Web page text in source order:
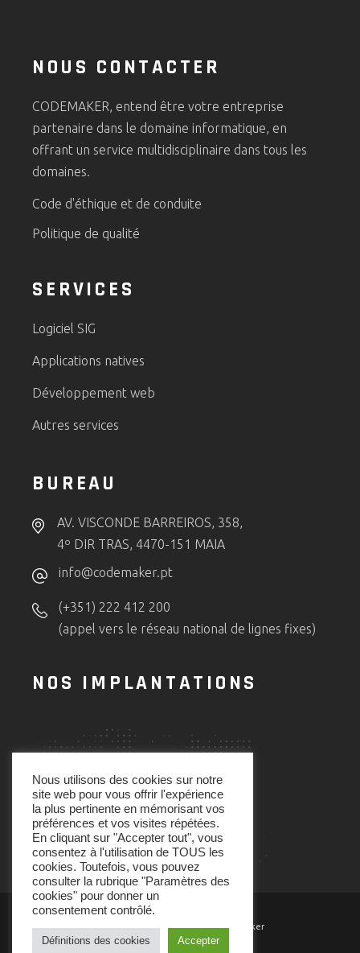
NOUS CONTACTER
CODEMAKER, entend être votre entreprise
partenaire dans le domaine informatique, en
offrant un service multidisciplinaire dans tous les
domaines.
Code d'éthique et de conduite
Politique de qualité
SERVICES
Logiciel SIG
Applications natives
Développement web
Autres services
BUREAU
AV. VISCONDE BARREIROS, 358,
4º DIR TRAS, 4470-151 MAIA
info@codemaker.pt
(+351) 222 412 200
(appel vers le réseau national de lignes fixes)
NOS IMPLANTATIONS
Powered and Developed by Codemaker
Nous utilisons des cookies sur notre
site web pour vous offrir l'expérience
la plus pertinente en mémorisant vos
préférences et vos visites répétées.
En cliquant sur "Accepter tout", vous
consentez à l'utilisation de TOUS les
cookies. Toutefois, vous pouvez
consulter la rubrique "Paramètres des
cookies" pour donner un
consentement contrôlé.
Définitions des cookies Accepter